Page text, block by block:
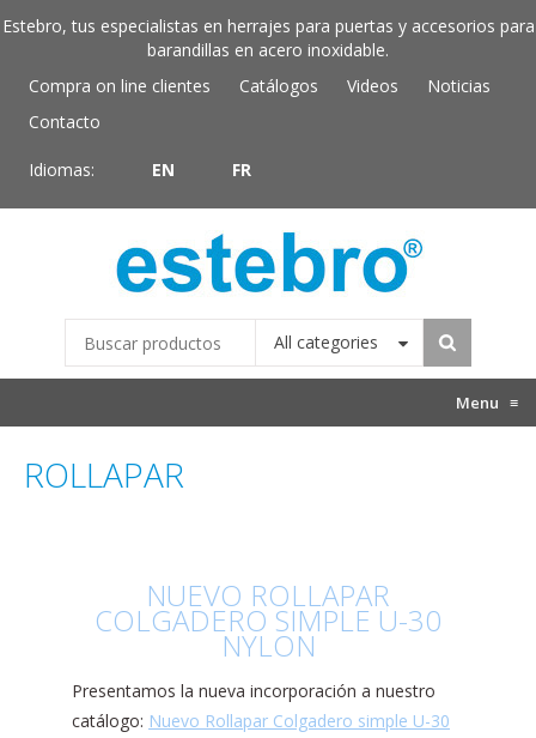
Estebro, tus especialistas en herrajes para puertas y accesorios para
barandillas en acero inoxidable.
Compra on line clientes
Catálogos Videos
Noticias
Contacto
Idiomas: EN FR
All categories
Menu ≡
ROLLAPAR
NUEVO ROLLAPAR
COLGADERO SIMPLE U-30
NYLON
Presentamos la nueva incorporación a nuestro
catálogo: Nuevo Rollapar Colgadero simple U-30